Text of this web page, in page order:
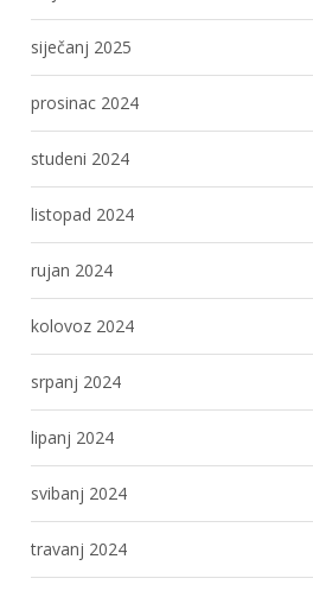
siječanj 2025
prosinac 2024
studeni 2024
listopad 2024
rujan 2024
kolovoz 2024
srpanj 2024
lipanj 2024
svibanj 2024
travanj 2024